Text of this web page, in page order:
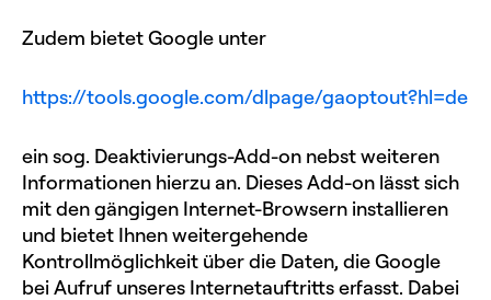
Zudem bietet Google unter
https://tools.google.com/dlpage/gaoptout?hl=de
ein sog. Deaktivierungs-Add-on nebst weiteren
Informationen hierzu an. Dieses Add-on lässt sich
mit den gängigen Internet-Browsern installieren
und bietet Ihnen weitergehende
Kontrollmöglichkeit über die Daten, die Google
bei Aufruf unseres Internetauftritts erfasst. Dabei